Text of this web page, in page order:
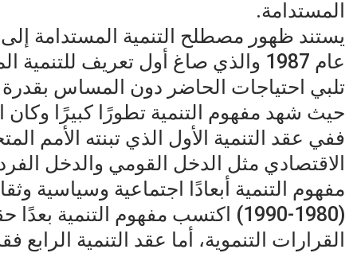
المستدامة.
يستند ظهور مصطلح التنمية المستدامة
عام 1987 والذي صاغ أول تعريف
تلبي احتياجات الحاضر دون المساس بقدرة
حيث شهد مفهوم التنمية تطورًا كبيرًا وكان
مفهوم التنمية أبعادًا اجتماعية وسياسية
(1980-1990) اكتسب مفهوم
القرارات التنموية، أما عقد التنمية